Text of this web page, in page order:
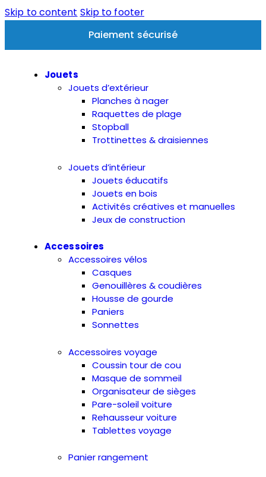
Skip to content Skip to footer
Paiement sécurisé
Jouets
Jouets d’extérieur
Planches à nager
Raquettes de plage
Stopball
Trottinettes & draisiennes
Jouets d’intérieur
Jouets éducatifs
Jouets en bois
Activités créatives et manuelles
Jeux de construction
Accessoires
Accessoires vélos
Casques
Genouillères & coudières
Housse de gourde
Paniers
Sonnettes
Accessoires voyage
Coussin tour de cou
Masque de sommeil
Organisateur de sièges
Pare-soleil voiture
Rehausseur voiture
Tablettes voyage
Panier rangement